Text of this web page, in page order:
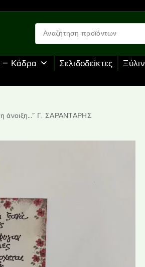
– Κάδρα Σελιδοδείκτες
άνοιξη…” Γ. ΣΑΡΑΝΤΑΡΗΣ